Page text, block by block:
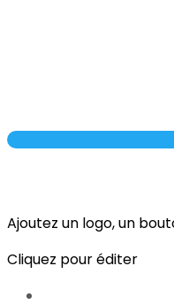
Ajoutez un logo, un
Cliquez pour éditer